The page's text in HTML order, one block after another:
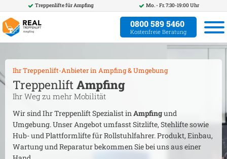
Treppenlifte fürAmpfing Mo. - Fr. 7:30-19:00 Uhr
0800 589 5460
Kostenfreie Beratung
Ihr Treppenlift-Anbieter in Ampfing& Umgebung
Treppenlift Ampfing
Ihr Weg zu mehr Mobilität
Wir sind Ihr Treppenlift Spezialist inAmpfingund
Umgebung. Unser Angebot umfasst Sitzlifte, Stehlifte sowie
Hub- und Plattformlifte für Rollstuhlfahrer. Produkt, Einbau,
Wartung und Reparatur bekommen Sie bei uns aus einer